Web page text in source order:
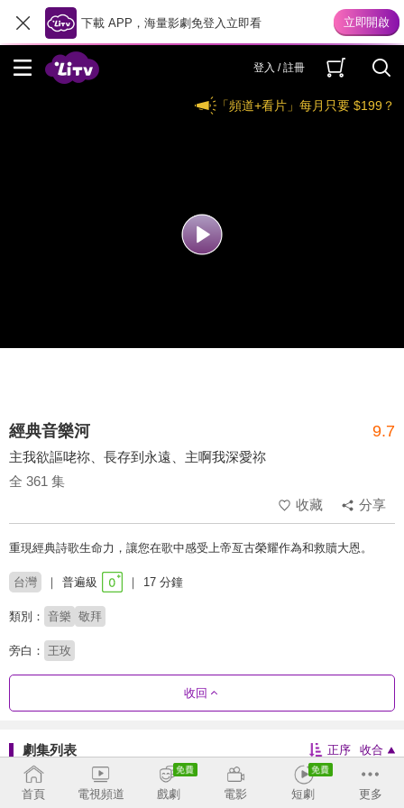
下載 APP，海量影劇免登入立即看
登入 / 註冊
「頻道+看片」每月只要 $199？
經典音樂河 9.7
主我欲謳咾祢、長存到永遠、主啊我深愛祢
全 361 集
收藏
分享
重現經典詩歌生命力，讓您在歌中感受上帝亙古榮耀作為和救贖大恩。
台灣 普遍級 17 分鐘
類別： 音樂 敬拜
旁白： 王玫
收回
劇集列表 正序 收合
37 - 72 73 - 109
首頁 電視頻道 戲劇 電影 短劇 更多